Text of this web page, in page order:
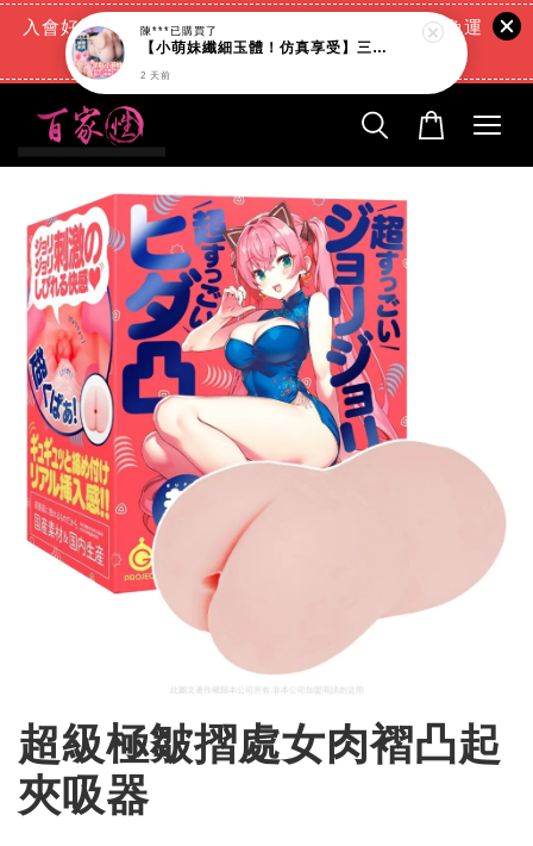
入會好禮:(消費滿888元=現折88元)+(滿666元超商免運
費)+(交易完成再送現金回饋)
超級極皺摺處女肉褶凸起
夾吸器
陳***已購買了
【小萌妹纖細玉體！仿真享受】三種玩法 訓練自慰杯 吸夾自慰器 乳交陰交肛交 潤滑液 打飛機 打手槍 飛機杯 情趣用品跳蛋
2 天前